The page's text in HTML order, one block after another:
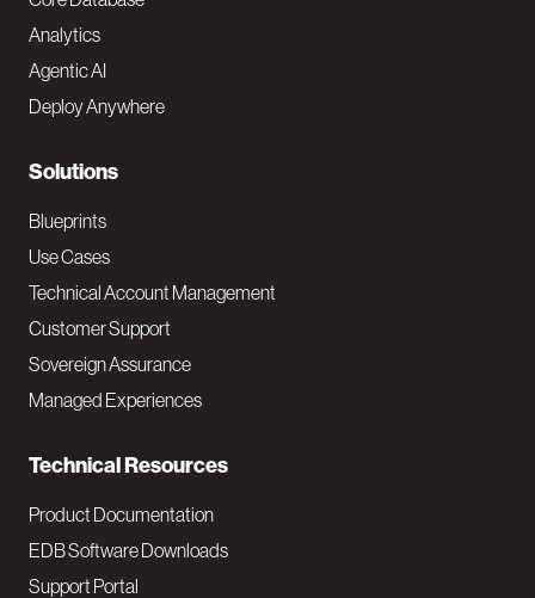
t
e
N
a
v
M
a
i
Analytics
Agentic AI
Deploy Anywhere
Solutions
Blueprints
Use Cases
Technical Account Management
Customer Support
Sovereign Assurance
Managed Experiences
Technical Resources
Product Documentation
EDB Software Downloads
Support Portal